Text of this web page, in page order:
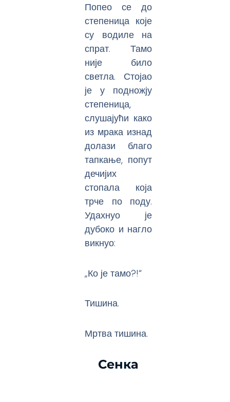
Попео се до
степеница које
су водиле на
спрат. Тамо
није било
светла. Стојао
је у подножју
степеница,
слушајући како
из мрака изнад
долази благо
тапкање, попут
дечијих
стопала која
трче по поду.
Удахнуо је
дубоко и нагло
викнуо:
„Ко је тамо?!“
Тишина.
Мртва тишина.
Сенка